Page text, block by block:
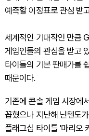
예측할 이정표로 관심 받
세계적인 기대작인 만큼
게임인들의 관심을 받고
타이틀의 기본 판매가를
때문이다.
기존에 콘솔 게임 시장에
꼽혔으나 지난해 닌텐도
플래그십 타이틀 '마리오